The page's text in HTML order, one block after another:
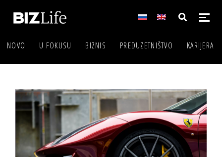
NOVO U FOKUSU BIZNIS PREDUZETNIŠTVO KARIJERA